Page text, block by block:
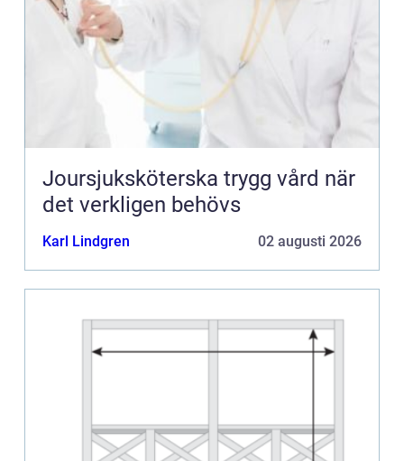
Joursjuksköterska trygg vård när
det verkligen behövs
Karl Lindgren 02 augusti 2026